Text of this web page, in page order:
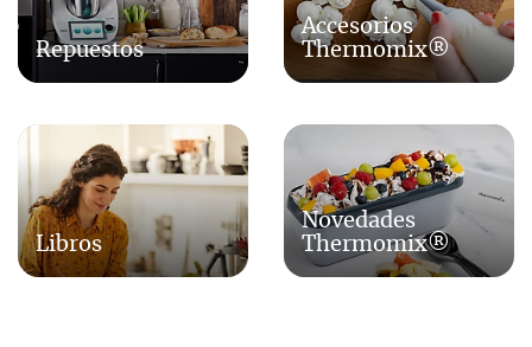
Repuestos
Accesorios
Thermomix®
Libros
Novedades
Thermomix®